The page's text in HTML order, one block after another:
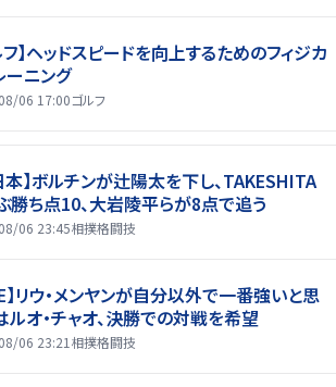
フ】ヘッドスピードを向上するためのフィジカ
ーニング
06 17:00ゴルフ
本】ボルチンが辻陽太を下し、TAKESHITA
勝ち点10、大岩陵平らが8点で追う
06 23:45相撲格闘技
】リウ・メンヤンが自分以外で一番強いと思
ルオ・チャオ、決勝での対戦を希望
06 23:21 相撲格闘技